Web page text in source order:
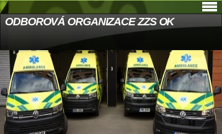
ODBOROVÁ ORGANIZACE ZZS OK